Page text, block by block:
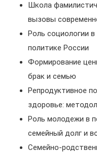
Школа
вызовы
Роль социологии
политике России
Формирование
брак и семью
Репродуктивное
здоровье:
Роль молодежи в
семейный долг и
Семейно-